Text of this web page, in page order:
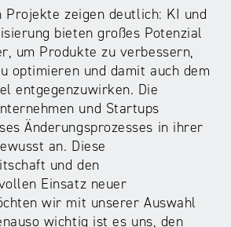
Projekte zeigen deutlich: KI und
bieten großes Potenzial
um Produkte zu verbessern,
optimieren und damit auch dem
entgegenzuwirken. Die
und Startups
Änderungsprozesses in ihrer
an. Diese
und den
Einsatz neuer
wir mit unserer Auswahl
wichtig ist es uns, den